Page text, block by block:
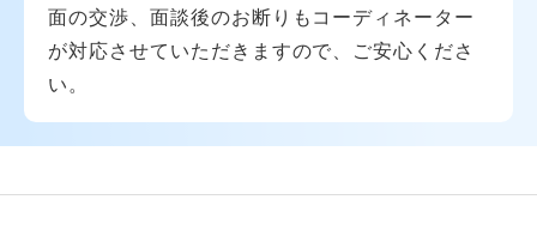
面の交渉、面談後のお断りもコーディネーター
が対応させていただきますので、ご安心くださ
い。